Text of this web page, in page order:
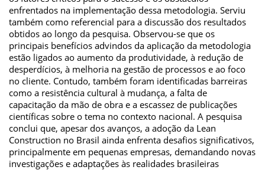
enfrentados na implementação dessa metodologia. Serviu
também como referencial para a discussão dos resultados
obtidos ao longo da pesquisa. Observou-se que os
principais benefícios advindos da aplicação da metodologia
estão ligados ao aumento da produtividade, à redução de
desperdícios, à melhoria na gestão de processos e ao foco
no cliente. Contudo, também foram identificadas barreiras
como a resistência cultural à mudança, a falta de
capacitação da mão de obra e a escassez de publicações
científicas sobre o tema no contexto nacional. A pesquisa
conclui que, apesar dos avanços, a adoção da Lean
Construction no Brasil ainda enfrenta desafios significativos,
principalmente em pequenas empresas, demandando novas
investigações e adaptações às realidades brasileiras